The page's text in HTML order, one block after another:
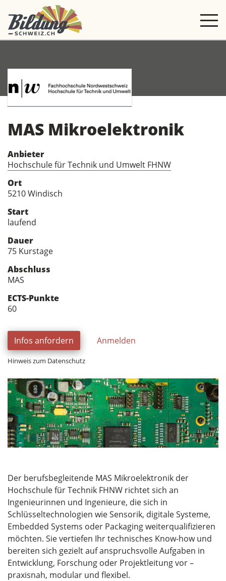
MAS Mikroelektronik
Anbieter
Hochschule für Technik und Umwelt FHNW
Ort
5210 Windisch
Start
laufend
Dauer
75 Kurstage
Abschluss
MAS
ECTS-Punkte
60
Infos anfordern Anmelden
Hinweis zum Datenschutz
Der berufsbegleitende MAS Mikroelektronik der
Hochschule für Technik FHNW richtet sich an
Ingenieurinnen und Ingenieure, die sich in
Schlüsseltechnologien wie Sensorik, digitale Systeme,
Embedded Systems oder Packaging weiterqualifizieren
möchten. Sie vertiefen Ihr technisches Know-how und
bereiten sich gezielt auf anspruchsvolle Aufgaben in
Entwicklung, Forschung oder Projektleitung vor –
praxisnah, modular und flexibel.